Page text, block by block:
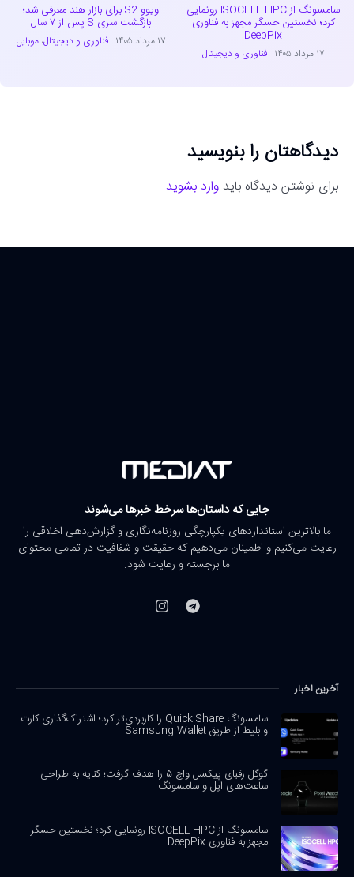
سامسونگ از ISOCELL HPC رونمایی
کرد؛ نخستین حسگر مجهز به فناوری
DeepPix
۱۷ مرداد ۱۴۰۵ فناوری و دیجیتال
ویوو S2 برای بازار هند معرفی شد؛
بازگشت سری S پس از ۷ سال
۱۷ مرداد ۱۴۰۵ فناوری و دیجیتال،موبایل
دیدگاهتان را بنویسید
برای نوشتن دیدگاه باید وارد بشوید.
جایی که داستان‌ها سرخط خبرها می‌شوند
ما بالاترین استانداردهای یکپارچگی روزنامه‌نگاری و گزارش‌دهی اخلاقی را
رعایت می‌کنیم و اطمینان می‌دهیم که حقیقت و شفافیت در تمامی محتوای
ما برجسته و رعایت شود.
آخرین اخبار
سامسونگ Quick Share را کاربردی‌تر کرد؛ اشتراک‌گذاری کارت
و بلیط از طریق Samsung Wallet
گوگل رقبای پیکسل واچ ۵ را هدف گرفت؛ کنایه به طراحی
ساعت‌های اپل و سامسونگ
سامسونگ از ISOCELL HPC رونمایی کرد؛ نخستین حسگر
مجهز به فناوری DeepPix